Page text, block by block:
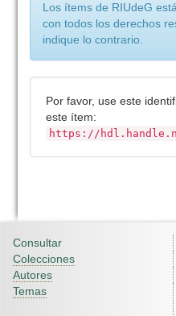
Los ítems de RIUdeG
con todos los derechos
indique lo contrario.
Por favor, use este
este ítem:
https://
Consultar
Colecciones
Autores
Temas